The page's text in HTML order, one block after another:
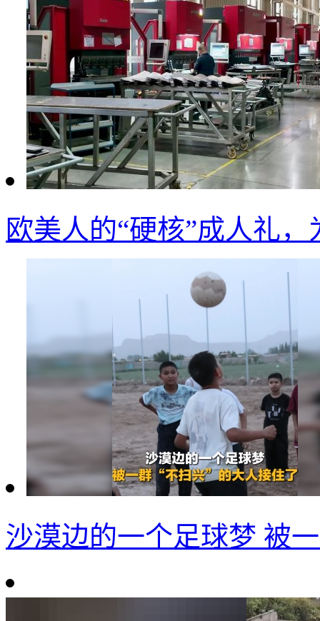
欧美人的“硬核”成人礼
沙漠边的一个足球梦 被